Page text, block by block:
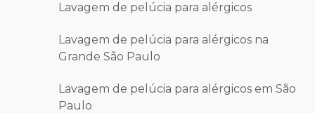
Lavagem de pelúcia para alérgicos
Lavagem de pelúcia para alérgicos na
Grande São Paulo
Lavagem de pelúcia para alérgicos em São
Paulo